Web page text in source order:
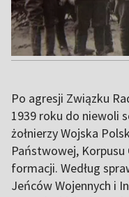
Po agresji Związku
1939 roku do niewoli
żołnierzy Wojska
Państwowej, Korpusu
formacji. Według
Jeńców Wojennych i